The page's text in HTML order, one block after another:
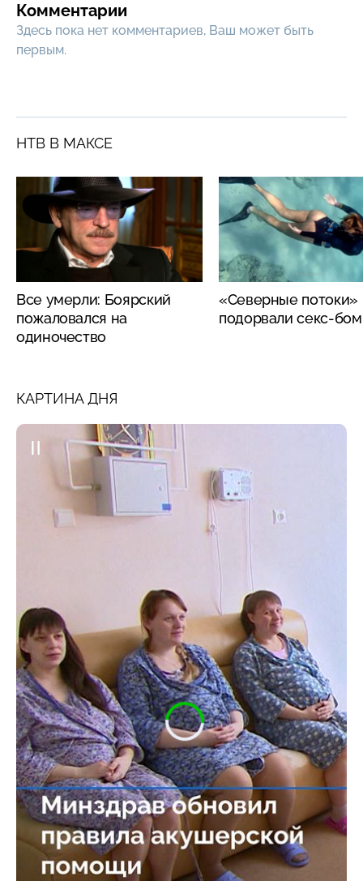
Комментарии
Здесь пока нет комментариев, Ваш может быть
первым.
НТВ В МАКСЕ
Все умерли: Боярский
пожаловался на
одиночество
«Северные потоки»
подорвали секс-
КАРТИНА ДНЯ